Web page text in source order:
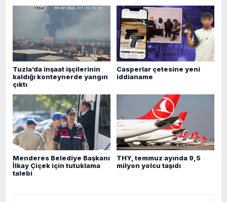
Tuzla’da inşaat işçilerinin
kaldığı konteynerde yangın
çıktı
Casperlar çetesine yeni
iddianame
Menderes Belediye Başkanı
İlkay Çiçek için tutuklama
talebi
THY, temmuz ayında 9,5
milyon yolcu taşıdı